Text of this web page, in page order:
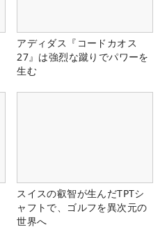
アディダス『コードカオス
27』は強烈な蹴りでパワーを
生む
スイスの叡智が生んだTPTシ
ャフトで、ゴルフを異次元の
世界へ